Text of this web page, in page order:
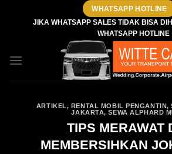
WHATSAPP HOTLINE
JIKA WHATSAPP SALES TIDAK BISA
WHATSAPP HOTLINE
ARTIKEL, RENTAL MOBIL PENGANTIN,
JAKARTA,SEWA ALPHARD
TIPS MERAWAT
MEMBERSIHKAN